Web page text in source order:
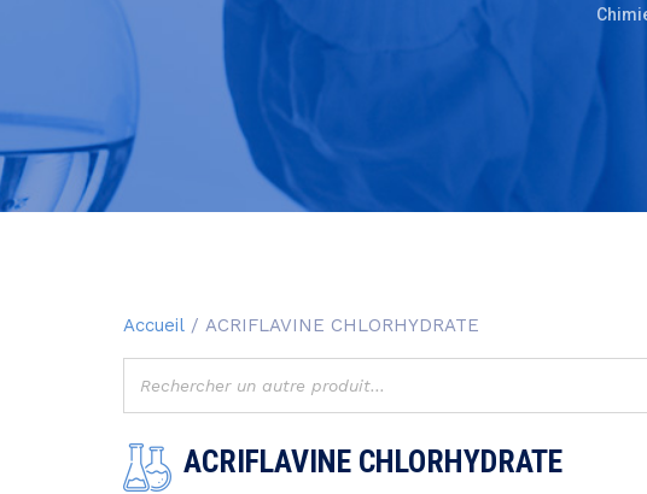
Accueil / ACRIFLAVINE CHLORHYDRATE
ACRIFLAVINE CHLORHYDRATE